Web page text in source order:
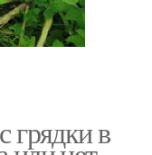
грядки в